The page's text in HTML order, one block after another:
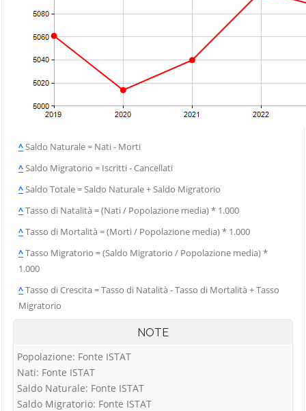
Cerete
Chignolo d'Isola
Cisano
Bergamasco
Ciserano
Cividate al Piano
Clusone
Colere
Cologno al Serio
Colzate
Comun Nuovo
Cornalba
Pagazzano
Paladina
Palazzago
Palosco
Parzanica
Pedrengo
Peia
Pianico
Viadanica
Vigano San
Vigolo
Villa d'Almè
Villongo
Vilminore di
Scalve
Zandobbio
Zanica
^Saldo Naturale = Nati - Morti
^Saldo Migratorio = Iscritti - Cancellati
^Saldo Totale = Saldo Naturale + Saldo Migratorio
^Tasso di Natalità = (Nati / Popolazione media) * 1.000
^Tasso di Mortalità = (Morti / Popolazione media) * 1.000
^Tasso Migratorio = (Saldo Migratorio / Popolazione media) *
1.000
^Tasso di Crescita = Tasso di Natalità - Tasso di Mortalità + Tasso
Migratorio
NOTE
Popolazione: Fonte ISTAT
Nati: Fonte ISTAT
Saldo Naturale: Fonte ISTAT
Saldo Migratorio: Fonte ISTAT